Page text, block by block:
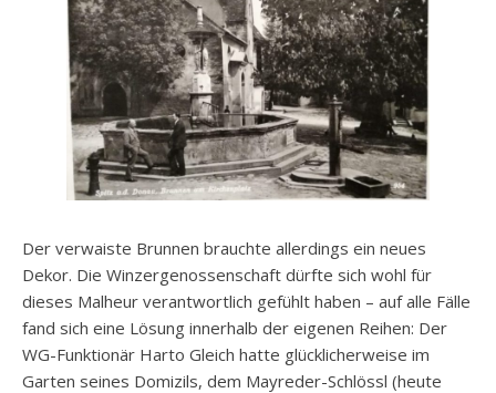
Der verwaiste Brunnen brauchte allerdings ein neues
Dekor. Die Winzergenossenschaft dürfte sich wohl für
dieses Malheur verantwortlich gefühlt haben – auf alle Fälle
fand sich eine Lösung innerhalb der eigenen Reihen: Der
WG-Funktionär Harto Gleich hatte glücklicherweise im
Garten seines Domizils, dem Mayreder-Schlössl (heute